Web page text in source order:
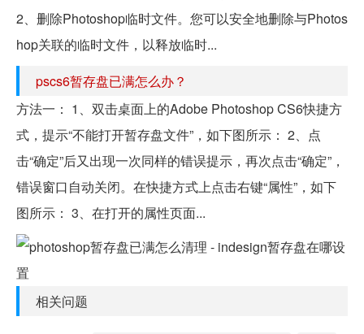
2、删除Photoshop临时文件。您可以安全地删除与Photos
hop关联的临时文件，以释放临时...
pscs6暂存盘已满怎么办？
方法一： 1、双击桌面上的Adobe Photoshop CS6快捷方
式，提示“不能打开暂存盘文件”，如下图所示： 2、点
击“确定”后又出现一次同样的错误提示，再次点击“确定”，
错误窗口自动关闭。在快捷方式上点击右键“属性”，如下
图所示： 3、在打开的属性页面...
相关问题